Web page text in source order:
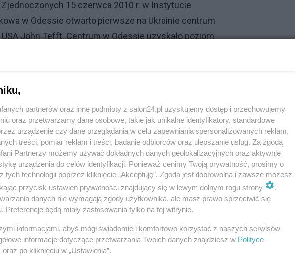
15 czerwca 2010 r. w Instytucie
w Odessie otwarto pierwsze na Ukrainie centrum
John Tefft. Centrum w Odessie uzyskało poziom
w opracowywaniu broni biologicznej . Dodaje: "Tylko w
Winnicy, Tarnopolu, Użhorodzie, Kijowie,
laboratoria naraz w tym mieście!) i Ługańsku -
"teorie spiskowe" głoszone przez "ruskich
13 Obserwuj notkę
partnerów oraz inne podmioty z salon24.pl uzyskujemy dostęp i przechowujemy
oraz przetwarzamy dane osobowe, takie jak unikalne identyfikatory, standardowe
urządzenie czy dane przeglądania w celu zapewniania spersonalizowanych reklam,
treści, pomiar reklam i treści, badanie odbiorców oraz ulepszanie usług. Za zgodą
Partnerzy możemy używać dokładnych danych geolokalizacyjnych oraz aktywnie
urządzenia do celów identyfikacji. Ponieważ cenimy Twoją prywatność, prosimy o
tych technologii poprzez kliknięcie „Akceptuję”. Zgoda jest dobrowolna i zawsze możesz
przycisk ustawień prywatności znajdujący się w lewym dolnym rogu strony
.
danych nie wymagają zgody użytkownika, ale masz prawo sprzeciwić się
Preferencje będą miały zastosowania tylko na tej witrynie.
informacjami, abyś mógł świadomie i komfortowo korzystać z naszych serwisów
informacje dotyczące przetwarzania Twoich danych znajdziesz w Polityce
oraz po kliknięciu w „Ustawienia”.